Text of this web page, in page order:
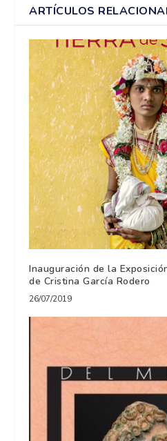
ARTÍCULOS
Inauguración de la
de Cristina García Rodero
26/07/2019